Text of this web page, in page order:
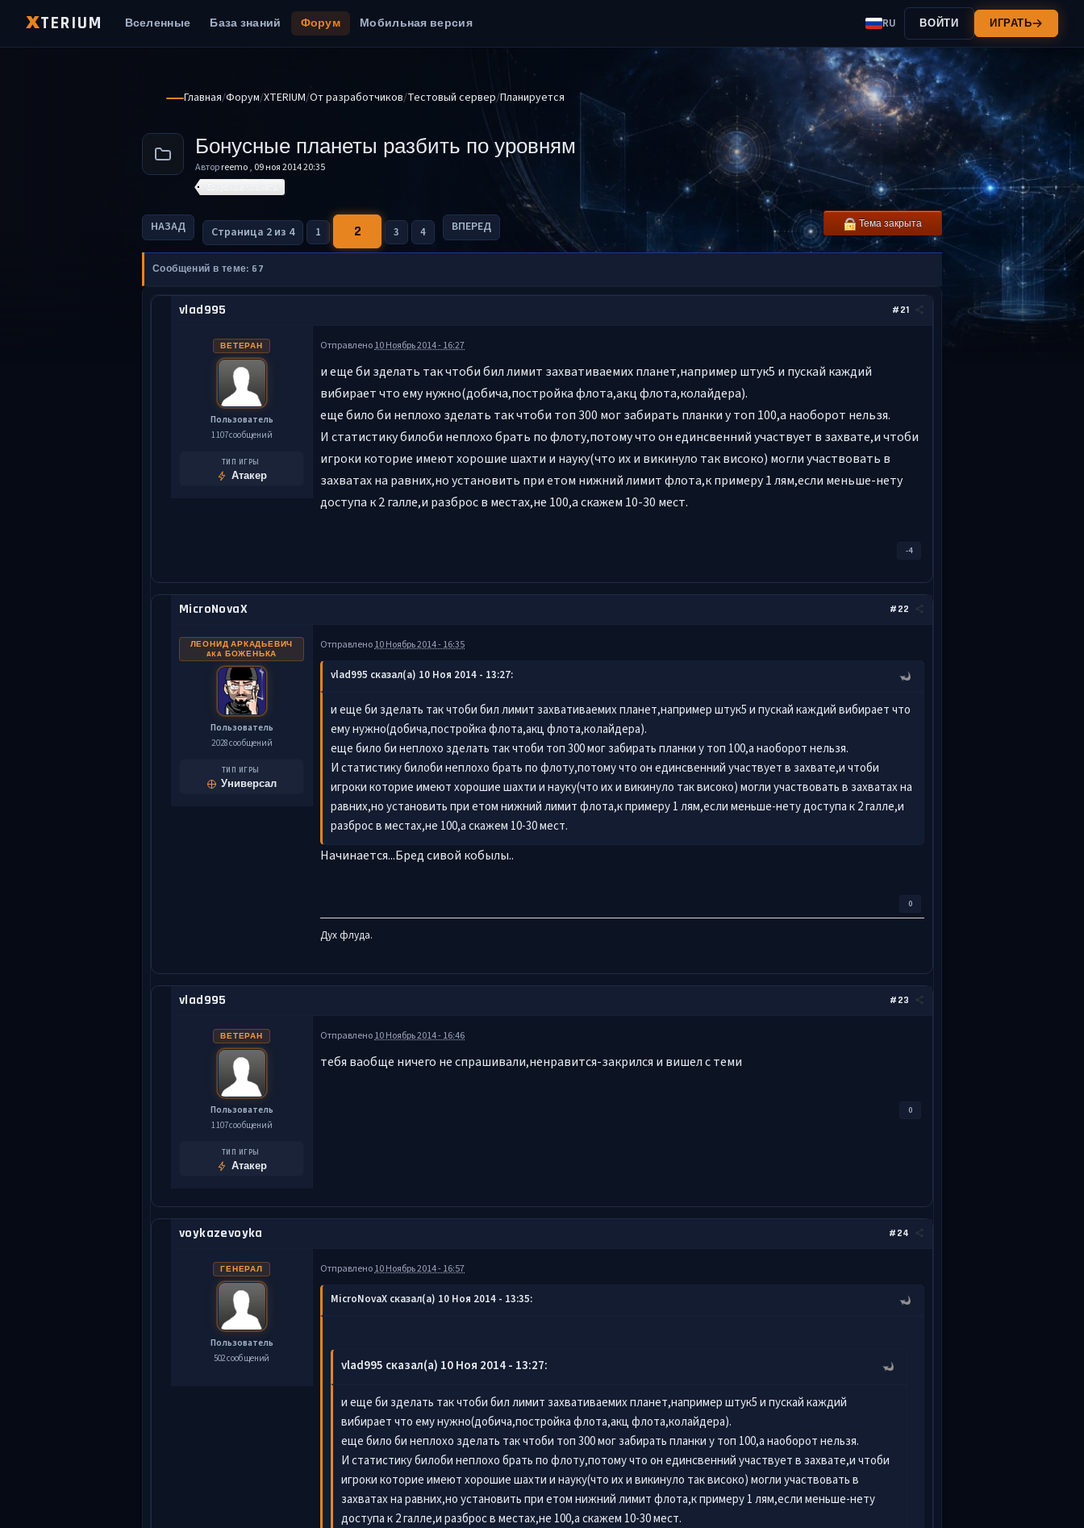
XTERIUM Вселенные База знаний Форум Мобильная версия RU ВОЙТИ ИГРАТЬ
Главная Форум XTERIUM От разработчиков Тестовый сервер Планируется
Бонусные планеты разбить по уровням
Авторreemo, 09 ноя 2014 20:35
НАЗАД Страница 2 из 4 1 2 3 4 ВПЕРЕД Тема закрыта
Сообщений в теме: 67
#21
vlad995
ВЕТЕРАН
Пользователь
1 107 сообщений
ТИП ИГРЫ
Атакер
Отправлено10 Ноябрь 2014 - 16:27
и еще би зделать так чтоби бил лимит захвативаемих планет,например штук5 и пускай каждий
вибирает что ему нужно(добича,постройка флота,акц флота,колайдера).
еще било би неплохо зделать так чтоби топ 300 мог забирать планки у топ 100,а наоборот нельзя.
И статистику билоби неплохо брать по флоту,потому что он единсвенний участвует в захвате,и чтоби
игроки которие имеют хорошие шахти и науку(что их и викинуло так високо) могли участвовать в
захватах на равних,но установить при етом нижний лимит флота,к примеру 1 лям,если меньше-нету
доступа к 2 галле,и разброс в местах,не 100,а скажем 10-30 мест.
-4
#22
MicroNovaX
ЛЕОНИД АРКАДЬЕВИЧ
AKA БОЖЕНЬКА
Пользователь
2 028 сообщений
ТИП ИГРЫ
Универсал
Отправлено10 Ноябрь 2014 - 16:35
vlad995 сказал(а) 10 Ноя 2014 - 13:27:
и еще би зделать так чтоби бил лимит захвативаемих планет,например штук5 и пускай каждий вибирает что
ему нужно(добича,постройка флота,акц флота,колайдера).
еще било би неплохо зделать так чтоби топ 300 мог забирать планки у топ 100,а наоборот нельзя.
И статистику билоби неплохо брать по флоту,потому что он единсвенний участвует в захвате,и чтоби
игроки которие имеют хорошие шахти и науку(что их и викинуло так високо) могли участвовать в захватах на
равних,но установить при етом нижний лимит флота,к примеру 1 лям,если меньше-нету доступа к 2 галле,и
разброс в местах,не 100,а скажем 10-30 мест.
Начинается...Бред сивой кобылы..
0
Дух флуда.
#23
vlad995
ВЕТЕРАН
Пользователь
1 107 сообщений
ТИП ИГРЫ
Атакер
Отправлено10 Ноябрь 2014 - 16:46
тебя ваобще ничего не спрашивали,ненравится-закрился и вишел с теми
0
#24
voykazevoyka
ГЕНЕРАЛ
Пользователь
502 сообщений
Отправлено10 Ноябрь 2014 - 16:57
MicroNovaX сказал(а) 10 Ноя 2014 - 13:35:
vlad995 сказал(а) 10 Ноя 2014 - 13:27:
и еще би зделать так чтоби бил лимит захвативаемих планет,например штук5 и пускай каждий
вибирает что ему нужно(добича,постройка флота,акц флота,колайдера).
еще било би неплохо зделать так чтоби топ 300 мог забирать планки у топ 100,а наоборот нельзя.
И статистику билоби неплохо брать по флоту,потому что он единсвенний участвует в захвате,и чтоби
игроки которие имеют хорошие шахти и науку(что их и викинуло так високо) могли участвовать в
захватах на равних,но установить при етом нижний лимит флота,к примеру 1 лям,если меньше-нету
доступа к 2 галле,и разброс в местах,не 100,а скажем 10-30 мест.